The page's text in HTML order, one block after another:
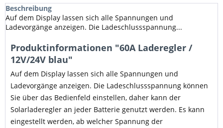
Beschreibung
Auf dem Display lassen sich alle Spannungen und
Ladevorgänge anzeigen. Die Ladeschlussspannung...
Produktinformationen "60A Laderegler /
12V/24V blau"
Auf dem Display lassen sich alle Spannungen und
Ladevorgänge anzeigen. Die Ladeschlussspannung können
Sie über das Bedienfeld einstellen, daher kann der
Solarladeregler an jeder Batterie genutzt werden. Es kann
eingestellt werden, ab welcher Spannung der